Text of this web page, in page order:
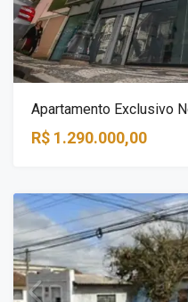
Apartamento Exclusivo
R$ 1.290.000,00